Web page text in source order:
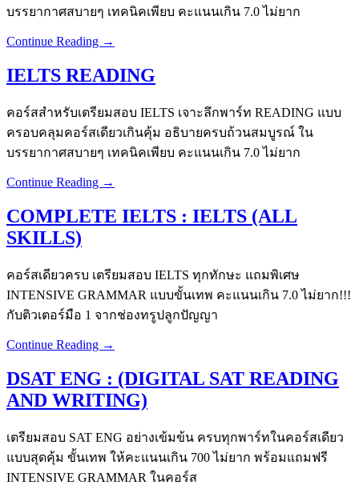
บรรยากาศสบายๆ เทคนิคเพียบ คะแนนเกิน 7.0 ไม่ยาก
Continue Reading →
IELTS READING
คอร์สสำหรับเตรียมสอบ IELTS เจาะลึกพาร์ท READING แบบ
ครอบคลุมคอร์สเดียวเกินคุ้ม อธิบายครบถ้วนสมบูรณ์ ใน
บรรยากาศสบายๆ เทคนิคเพียบ คะแนนเกิน 7.0 ไม่ยาก
Continue Reading →
COMPLETE IELTS : IELTS (ALL
SKILLS)
คอร์สเดียวครบ เตรียมสอบ IELTS ทุกทักษะ แถมพิเศษ
INTENSIVE GRAMMAR แบบขั้นเทพ คะแนนเกิน 7.0 ไม่ยาก!!!
กับติวเตอร์มือ 1 จากช่องทรูปลูกปัญญา
Continue Reading →
DSAT ENG : (DIGITAL SAT READING
AND WRITING)
เตรียมสอบ SAT ENG อย่างเข้มข้น ครบทุกพาร์ทในคอร์สเดียว
แบบสุดคุ้ม ขั้นเทพ ให้คะแนนเกิน 700 ไม่ยาก พร้อมแถมฟรี
INTENSIVE GRAMMAR ในคอร์ส